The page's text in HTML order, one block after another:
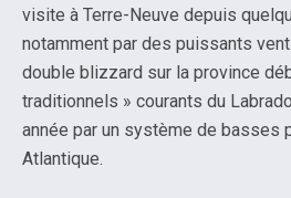
visite à Terre-Neuve depuis
notamment par des puissants
double blizzard sur la province
traditionnels » courants du
année par un système de basses
Atlantique.